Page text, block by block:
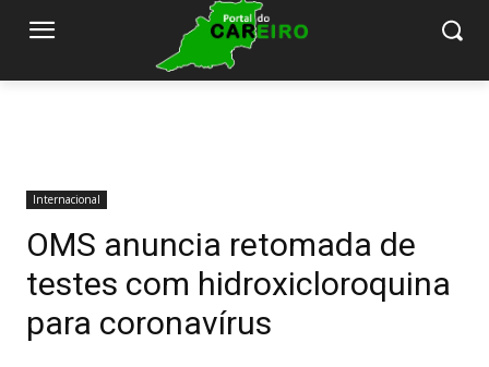
Internacional
OMS anuncia retomada de
testes com hidroxicloroquina
para coronavírus